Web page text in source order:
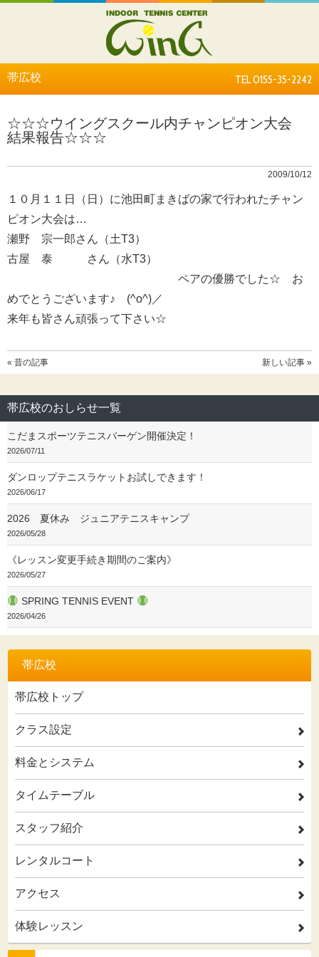
帯広校 TEL 0155-35-2242
☆☆☆ウイングスクール内チャンピオン大会
結果報告☆☆☆
2009/10/12
１０月１１日（日）に池田町まきばの家で行われたチャン
ピオン大会は…
瀬野 宗一郎さん（土T3）
古屋 泰 さん（水T3）
ペアの優勝でした☆ お
めでとうございます♪ (^o^)／
来年も皆さん頑張って下さい☆
« 昔の記事 新しい記事 »
帯広校のおしらせ一覧
こだまスポーツテニスバーゲン開催決定！
2026/07/11
ダンロップテニスラケットお試しできます！
2026/06/17
2026 夏休み ジュニアテニスキャンプ
2026/05/28
《レッスン変更手続き期間のご案内》
2026/05/27
SPRING TENNIS EVENT
2026/04/26
帯広校
帯広校トップ
クラス設定 2
料金とシステム 2
タイムテーブル 2
スタッフ紹介 2
レンタルコート 2
アクセス 2
体験レッスン 2